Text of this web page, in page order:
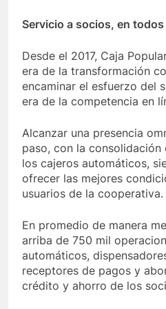
Servicio a socios, en
Desde el 2017, Caja
era de la transformación
encaminar el esfuerzo del
era de la competencia en
Alcanzar una presencia
paso, con la consolidación
los cajeros automáticos,
ofrecer las mejores
usuarios de la cooperativa.
En promedio de manera
arriba de 750 mil
automáticos,
receptores de pagos y
crédito y ahorro de los